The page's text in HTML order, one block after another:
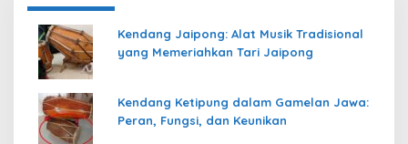
Kendang Jaipong: Alat Musik Tradisional
yang Memeriahkan Tari Jaipong
Kendang Ketipung dalam Gamelan Jawa:
Peran, Fungsi, dan Keunikan